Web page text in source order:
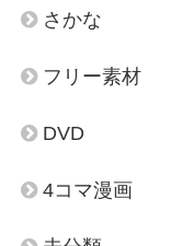
さかな
フリー素材
DVD
4コマ漫画